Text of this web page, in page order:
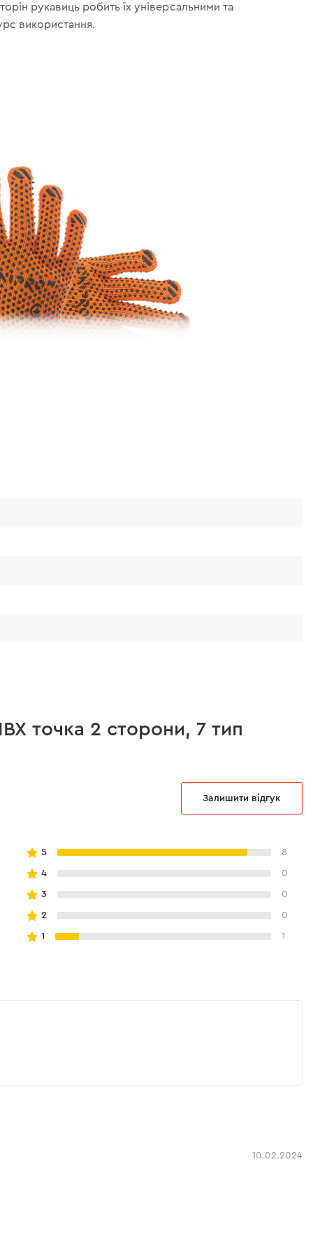
рукавиць робить їх універсальними та
використання.
точка 2 сторони, 7 тип
Залишити відгук
5 8
4 0
3 0
2 0
1 1
10.02.2024